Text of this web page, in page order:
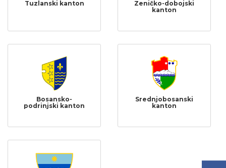
Tuzlanski kanton
Zeničko-dobojski
kanton
Bosansko-
podrinjski kanton
Srednjobosanski
kanton